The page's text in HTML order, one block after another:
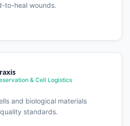
to-heal wounds.
& Cell Logistics
and biological materials
standards.